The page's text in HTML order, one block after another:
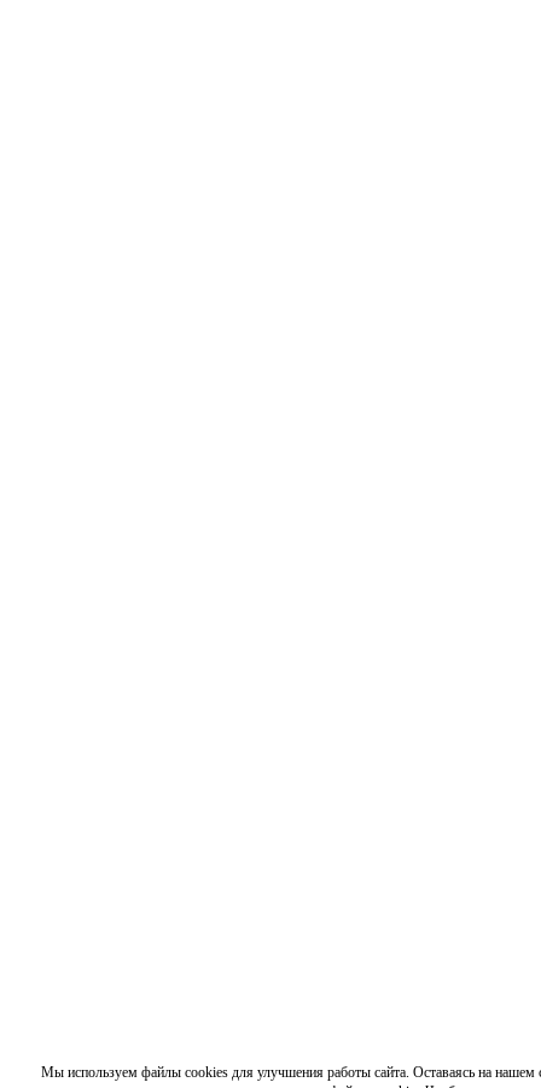
Мы используем файлы cookies для улучшения работы сайта. Оставаясь на нашем